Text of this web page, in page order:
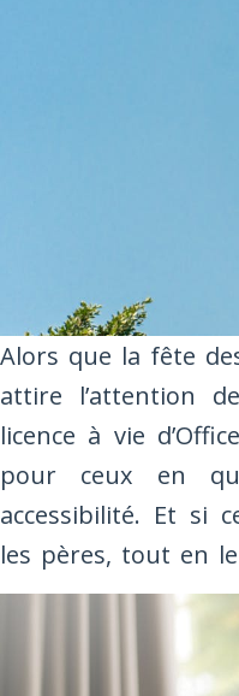
Alors que la fête
attire l’attention
licence à vie
pour ceux en
accessibilité. Et si
les pères, tout en